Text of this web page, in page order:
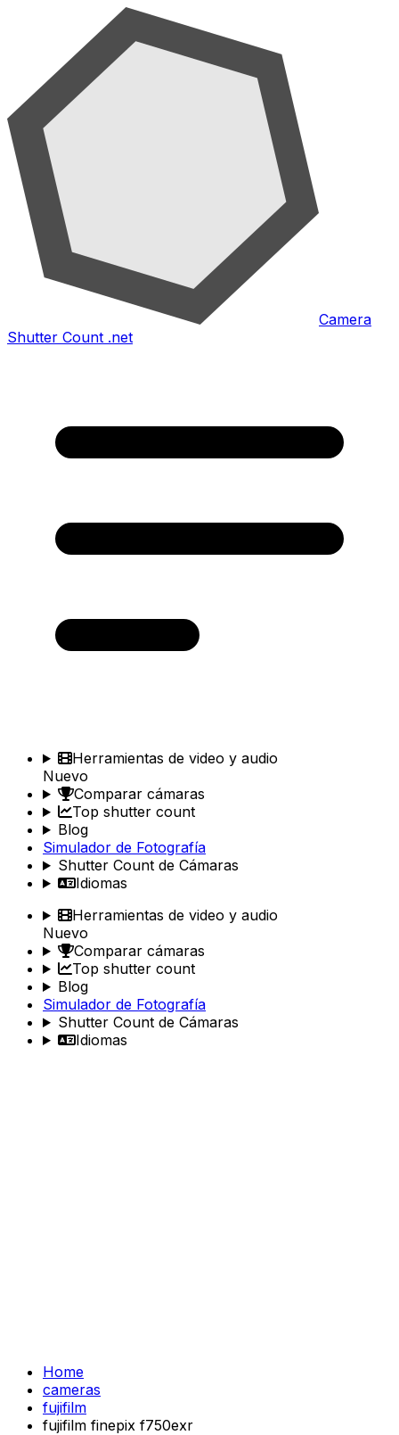
Camera
Shutter Count .net
Herramientas de video y audio
Nuevo
Comparar cámaras
Top shutter count
Blog
Simulador de Fotografía
Shutter Count de Cámaras
Idiomas
Herramientas de video y audio
Nuevo
Comparar cámaras
Top shutter count
Blog
Simulador de Fotografía
Shutter Count de Cámaras
Idiomas
Home
cameras
fujifilm
fujifilm finepix f750exr